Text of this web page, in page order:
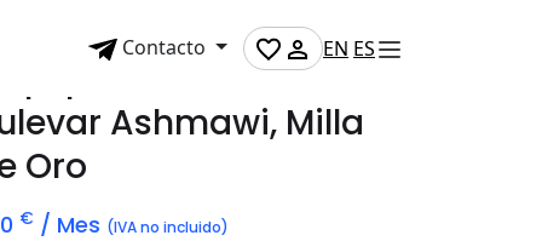
Contacto EN ES
publicitario en
Ashmawi, Milla
Oro
€ / Mes (IVA no incluido)